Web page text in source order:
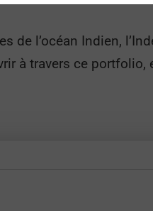
de l’océan Indien,
à travers ce portfolio,